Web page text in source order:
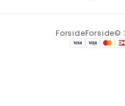
ForsideForside©